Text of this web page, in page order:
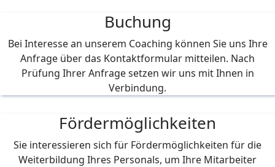
Buchung
Bei Interesse an unserem Coaching können Sie uns Ihre
Anfrage über das Kontaktformular mitteilen. Nach
Prüfung Ihrer Anfrage setzen wir uns mit Ihnen in
Verbindung.
Fördermöglichkeiten
Sie interessieren sich für Fördermöglichkeiten für die
Weiterbildung Ihres Personals, um Ihre Mitarbeiter